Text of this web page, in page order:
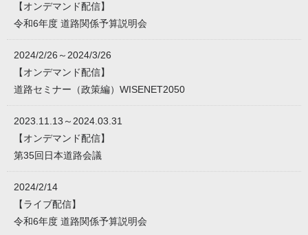
【オンデマンド配信】
令和6年度 道路関係予算説明会
2024/2/26～2024/3/26
【オンデマンド配信】
道路セミナー（政策編）WISENET2050
2023.11.13～2024.03.31
【オンデマンド配信】
第35回日本道路会議
2024/2/14
【ライブ配信】
令和6年度 道路関係予算説明会